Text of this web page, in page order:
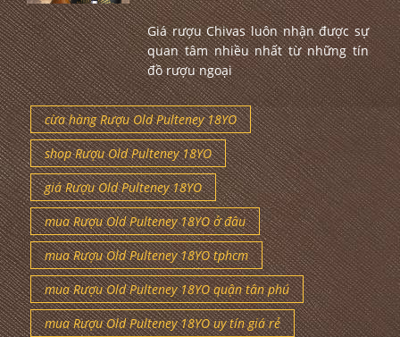
Giá rượu Chivas luôn nhận được sự
quan tâm nhiều nhất từ những tín
đồ rượu ngoại
cừa hàng Rượu Old Pulteney 18YO
shop Rượu Old Pulteney 18YO
giá Rượu Old Pulteney 18YO
mua Rượu Old Pulteney 18YO ở đâu
mua Rượu Old Pulteney 18YO tphcm
mua Rượu Old Pulteney 18YO quận tân phú
mua Rượu Old Pulteney 18YO uy tín giá rẻ